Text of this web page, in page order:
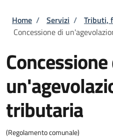
Briciole di
Home / Servizi / Tributi,
Concessione di
tributaria
(Regolamento comunale)